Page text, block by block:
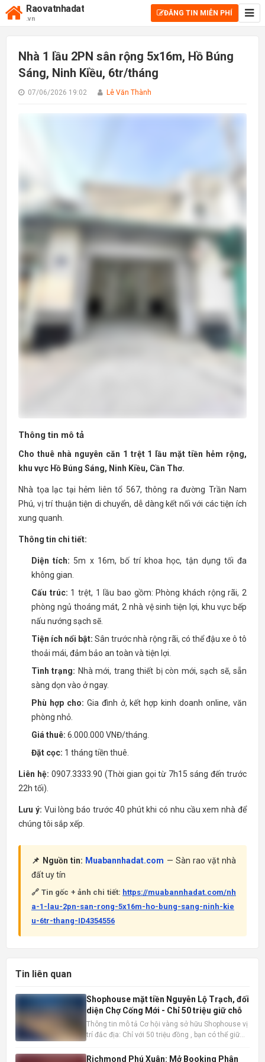
Raovatnhadat
.vn
ĐĂNG TIN MIỄN PHÍ
Nhà 1 lầu 2PN sân rộng 5x16m, Hồ Búng
Sáng, Ninh Kiều, 6tr/tháng
07/06/2026 19:02 Lê Văn Thành
Thông tin mô tả
Cho thuê nhà nguyên căn 1 trệt 1 lầu mặt tiền hẻm rộng,
khu vực Hồ Búng Sáng, Ninh Kiều, Cần Thơ.
Nhà tọa lạc tại hẻm liên tổ 567, thông ra đường Trần Nam
Phú, vị trí thuận tiện di chuyển, dễ dàng kết nối với các tiện ích
xung quanh.
Thông tin chi tiết:
Diện tích: 5m x 16m, bố trí khoa học, tận dụng tối đa
không gian.
Cấu trúc: 1 trệt, 1 lầu bao gồm: Phòng khách rộng rãi, 2
phòng ngủ thoáng mát, 2 nhà vệ sinh tiện lợi, khu vực bếp
nấu nướng sạch sẽ.
Tiện ích nổi bật: Sân trước nhà rộng rãi, có thể đậu xe ô tô
thoải mái, đảm bảo an toàn và tiện lợi.
Tình trạng: Nhà mới, trang thiết bị còn mới, sạch sẽ, sẵn
sàng dọn vào ở ngay.
Phù hợp cho: Gia đình ở, kết hợp kinh doanh online, văn
phòng nhỏ.
Giá thuê: 6.000.000 VNĐ/tháng.
Đặt cọc: 1 tháng tiền thuê.
Liên hệ: 0907.3333.90 (Thời gian gọi từ 7h15 sáng đến trước
22h tối).
Lưu ý: Vui lòng báo trước 40 phút khi có nhu cầu xem nhà để
chúng tôi sắp xếp.
📌 Nguồn tin: Muabannhadat.com — Sàn rao vặt nhà
đất uy tín
🔗 Tin gốc + ảnh chi tiết: https://muabannhadat.com/nh
a-1-lau-2pn-san-rong-5x16m-ho-bung-sang-ninh-kie
u-6tr-thang-ID4354556
Tin liên quan
Shophouse mặt tiền Nguyễn Lộ Trạch, đối
diện Chợ Cống Mới - Chỉ 50 triệu giữ chỗ
Thông tin mô tả Cơ hội vàng sở hữu Shophouse vị
trí đắc địa: Chỉ với 50 triệu đồng , bạn có thể giữ
mặt tiền Nguyễn Lộ Trạch, đối diện Chợ Cống Mới
Richmond Phú Xuân: Mở Booking Phân